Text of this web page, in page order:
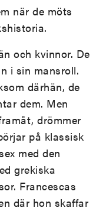
när de möts
och kvinnor. De
i sin mansroll.
därhän, de
dem. Men
drömmer
på klassisk
med den
grekiska
Francescas
där hon skaffar